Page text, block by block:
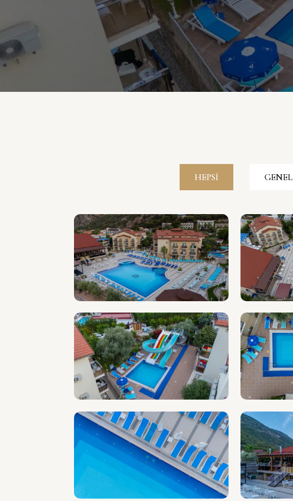
HEPSI GENEL